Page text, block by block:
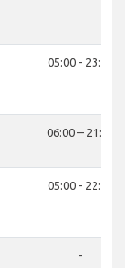
05:00 - 23:00
06:00 – 21:00
05:00 - 22:30
-